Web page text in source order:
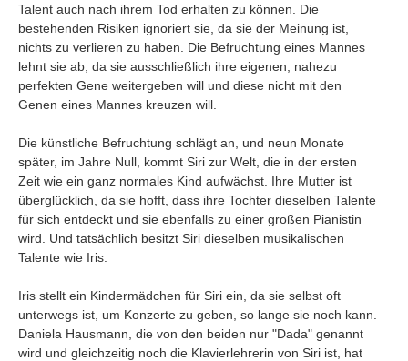
News
Suchen
Kontaktieren
Umfragen
Letzte Beiträge
Aktive Forenbeiträge
Dies ist das Forum um neue Funktionen und Information zu Wünschen
Regeln (Bitte vor dem posten lesen)
Talent auch nach ihrem Tod erhalten zu können. Die
bestehenden Risiken ignoriert sie, da sie der Meinung ist,
nichts zu verlieren zu haben. Die Befruchtung eines Mannes
lehnt sie ab, da sie ausschließlich ihre eigenen, nahezu
perfekten Gene weitergeben will und diese nicht mit den
Genen eines Mannes kreuzen will.
Die künstliche Befruchtung schlägt an, und neun Monate
später, im Jahre Null, kommt Siri zur Welt, die in der ersten
Zeit wie ein ganz normales Kind aufwächst. Ihre Mutter ist
überglücklich, da sie hofft, dass ihre Tochter dieselben Talente
für sich entdeckt und sie ebenfalls zu einer großen Pianistin
wird. Und tatsächlich besitzt Siri dieselben musikalischen
Talente wie Iris.
Iris stellt ein Kindermädchen für Siri ein, da sie selbst oft
unterwegs ist, um Konzerte zu geben, so lange sie noch kann.
Daniela Hausmann, die von den beiden nur "Dada" genannt
wird und gleichzeitig noch die Klavierlehrerin von Siri ist, hat